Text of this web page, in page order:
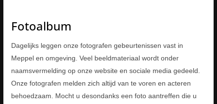
Fotoalbum
Dagelijks leggen onze fotografen gebeurtenissen vast in
Meppel en omgeving. Veel beeldmateriaal wordt onder
naamsvermelding op onze website en sociale media gedeeld.
Onze fotografen melden zich altijd van te voren en acteren
behoedzaam. Mocht u desondanks een foto aantreffen die u